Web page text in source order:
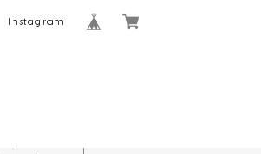
Instagram